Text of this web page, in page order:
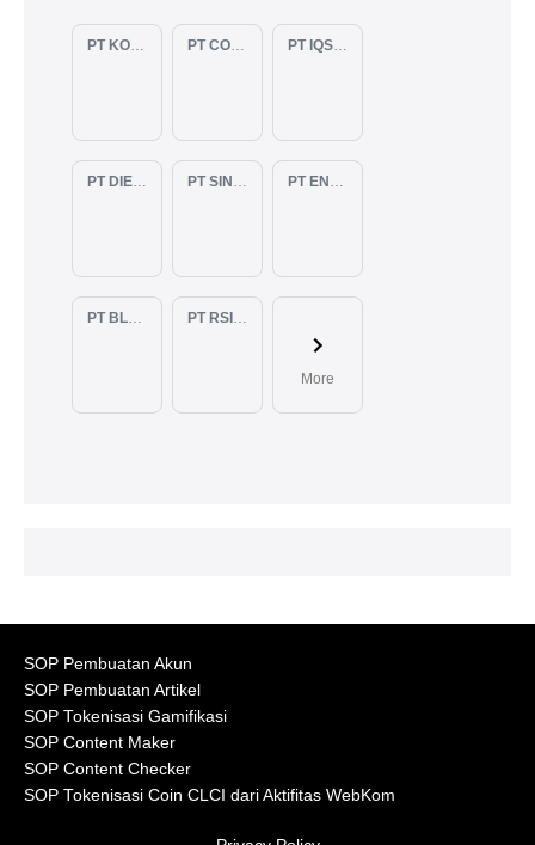
More
SOP Pembuatan Akun
SOP Pembuatan Artikel
SOP Tokenisasi Gamifikasi
SOP Content Maker
SOP Content Checker
SOP Tokenisasi Coin CLCI dari Aktifitas WebKom